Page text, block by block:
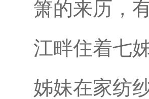
箫的来历，
江畔住着七
姊妹在家纺